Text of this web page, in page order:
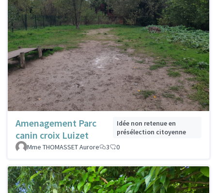
Amenagement Parc
canin croix Luizet
Idée non retenue en
présélection citoyenne
Mme THOMASSET Aurore
3 0